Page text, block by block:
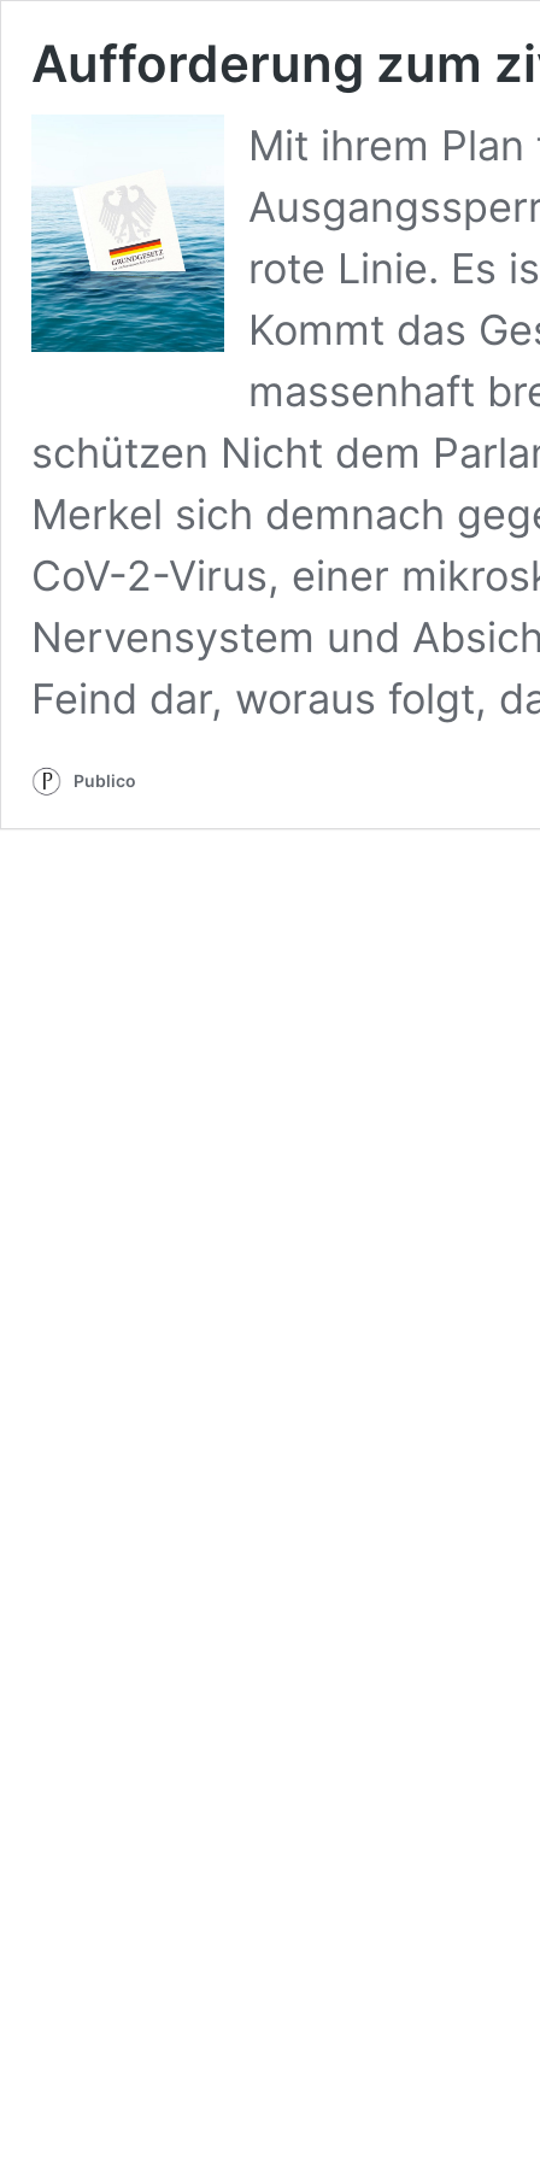
Aufforderung zum
Mit ihrem
rote Linie. Es
Kommt das
massenhaft
schützen Nicht dem
Merkel sich demnach
CoV-2-Virus, einer
Nervensystem und
Feind dar, woraus folgt,
Publico